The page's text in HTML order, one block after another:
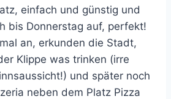
einfach und günstig und
bis Donnerstag auf, perfekt!
an, erkunden die Stadt,
Klippe was trinken (irre
und später noch
neben dem Platz Pizza